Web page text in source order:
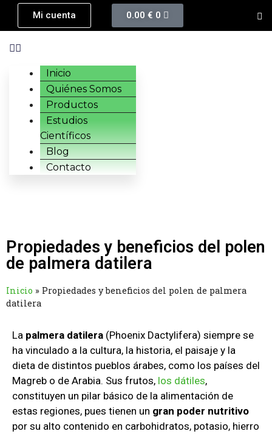
Mi cuenta 0.00€ 0
Inicio
Quiénes Somos
Productos
Estudios
Científicos
Blog
Contacto
Propiedades y beneficios del polen
de palmera datilera
Inicio » Propiedades y beneficios del polen de palmera
datilera
La palmera datilera (Phoenix Dactylifera) siempre se
ha vinculado a la cultura, la historia, el paisaje y la
dieta de distintos pueblos árabes, como los países del
Magreb o de Arabia. Sus frutos, los dátiles,
constituyen un pilar básico de la alimentación de
estas regiones, pues tienen un gran poder nutritivo
por su alto contenido en carbohidratos, potasio, hierro